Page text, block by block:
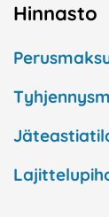
Hinnasto